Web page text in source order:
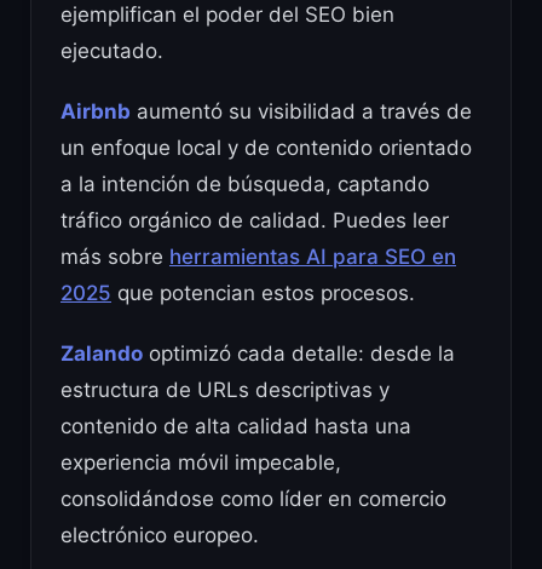
ejemplifican el poder del SEO bien
ejecutado.
Airbnb aumentó su visibilidad a través de
un enfoque local y de contenido orientado
a la intención de búsqueda, captando
tráfico orgánico de calidad. Puedes leer
más sobre herramientas AI para SEO en
2025 que potencian estos procesos.
Zalando optimizó cada detalle: desde la
estructura de URLs descriptivas y
contenido de alta calidad hasta una
experiencia móvil impecable,
consolidándose como líder en comercio
electrónico europeo.